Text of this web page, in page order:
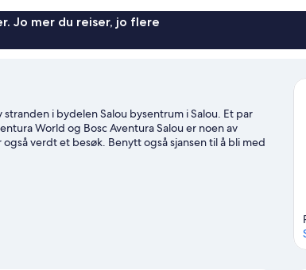
Jo mer du reiser, jo flere
i bydelen Salou bysentrum i Salou. Et par
World og Bosc Aventura Salou er noen av
verdt et besøk. Benytt også sjansen til å bli med
du er her.